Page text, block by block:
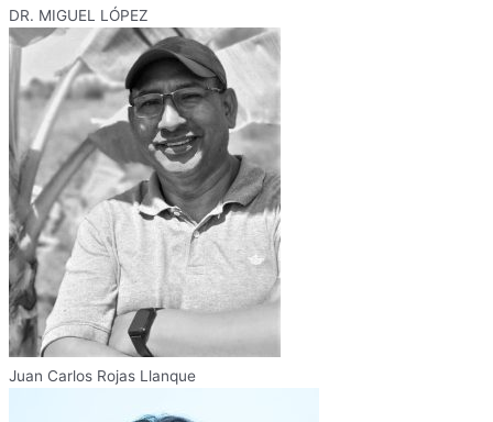
DR. MIGUEL LÓPEZ
Juan Carlos Rojas Llanque